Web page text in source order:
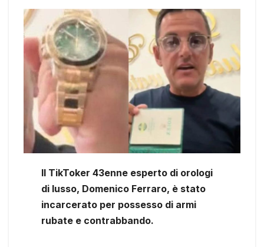
Il TikToker 43enne esperto di orologi
di lusso, Domenico Ferraro, è stato
incarcerato per possesso di armi
rubate e contrabbando.